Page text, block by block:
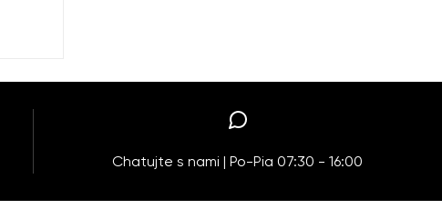
Chatujte s nami | Po-Pia 07:30 - 16:00